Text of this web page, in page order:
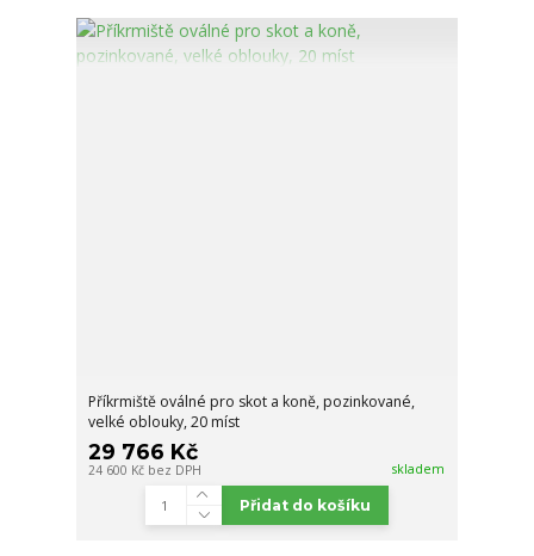
Příkrmiště oválné pro skot a koně, pozinkované,
velké oblouky, 20 míst
29 766 Kč
24 600 Kč bez DPH skladem
Přidat do košíku